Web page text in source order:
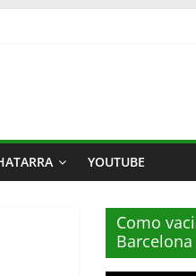
YOUTUBE
Como
Barcelona